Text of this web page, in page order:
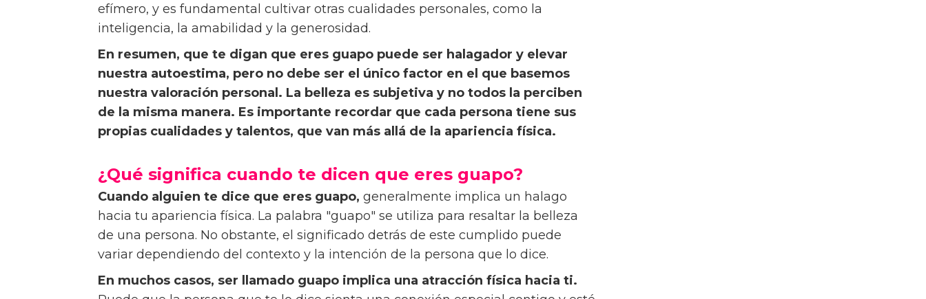
efímero, y es fundamental cultivar otras cualidades personales, como la
inteligencia, la amabilidad y la generosidad.
En resumen, que te digan que eres guapo puede ser halagador y elevar
nuestra autoestima, pero no debe ser el único factor en el que basemos
nuestra valoración personal. La belleza es subjetiva y no todos la perciben
de la misma manera. Es importante recordar que cada persona tiene sus
propias cualidades y talentos, que van más allá de la apariencia física.
¿Qué significa cuando te dicen que eres guapo?
Cuando alguien te dice que eres guapo, generalmente implica un halago
hacia tu apariencia física. La palabra "guapo" se utiliza para resaltar la belleza
de una persona. No obstante, el significado detrás de este cumplido puede
variar dependiendo del contexto y la intención de la persona que lo dice.
En muchos casos, ser llamado guapo implica una atracción física hacia ti.